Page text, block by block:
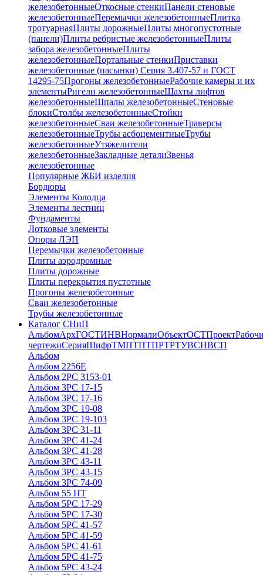
железобетонныеОткосные стенкиПанели стеновые
железобетонныеПеремычки железобетонныеПлитка
тротуарнаяПлиты дорожныеПлиты многопустотные
(панели)Плиты ребристые железобетонныеПлиты
забора железобетонныеПлиты
железобетонныеПортальные стенкиПриставки
железобетонные (пасынки) Серия 3.407-57 и ГОСТ
14295-75Прогоны железобетонныеРабочие камеры и их
элементыРигели железобетонныеШахты лифтов
железобетонныеШпалы железобетонныеСтеновые
блокиСтолбы железобетонныеСтойки
железобетонныеСваи железобетонныеТраверсы
железобетонныеТрубы асбоцементныеТрубы
железобетонныеУтяжелители
железобетонныеЗакладные деталиЗвенья
железобетонные
Популярные ЖБИ изделия
Бордюры
Элементы Колодца
Элементы лестниц
Фундаменты
Лотковые элементы
Опоры ЛЭП
Перемычки железобетонные
Плиты аэродромные
Плиты дорожные
Плиты перекрытия пустотные
Прогоны железобетонные
Сваи железобетонные
Трубы железобетонные
Каталог СНиП
АльбомАрхГОСТИНВНормалиОбъектОСТПроект
чертежиСерияШифрТМПТПТПРТРТУВСНВСП
Альбом
Альбом 2256Е
Альбом 2РС 3153-01
Альбом 3РС 17-15
Альбом 3РС 17-16
Альбом 3РС 19-08
Альбом 3РС 19-103
Альбом 3РС 31-11
Альбом 3РС 41-24
Альбом 3РС 41-28
Альбом 3РС 43-11
Альбом 3РС 43-15
Альбом 3РС 74-09
Альбом 55 НТ
Альбом 5РС 17-29
Альбом 5РС 17-30
Альбом 5РС 41-57
Альбом 5РС 41-59
Альбом 5РС 41-61
Альбом 5РС 41-75
Альбом 5РС 43-24